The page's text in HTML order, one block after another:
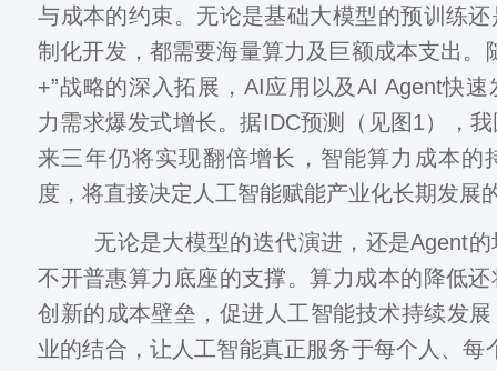
与成本的约束。无论是基础大模型的预训练
制化开发，都需要海量算力及巨额成本支出。
+”战略的深入拓展，AI应用以及AI Agent快
力需求爆发式增长。据IDC预测（见图1），
来三年仍将实现翻倍增长，智能算力成本的
度，将直接决定人工智能赋能产业化长期发展
无论是大模型的迭代演进，还是Agent的
不开普惠算力底座的支撑。算力成本的降低
创新的成本壁垒，促进人工智能技术持续发
业的结合，让人工智能真正服务于每个人、每